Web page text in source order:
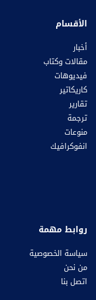
الأقسام
أخبار
مقالات وكتاب
فيديوهات
كاريكاتير
تقارير
ترجمة
منوعات
انفوكرافيك
روابط مهمة
سياسة الخصوصية
من نحن
اتصل بنا